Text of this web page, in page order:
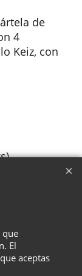
de
4
Keiz, con
que
El
aceptas